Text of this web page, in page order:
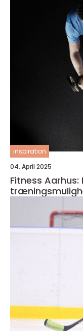
inspiration
04. April 2025
Fitness Aarhus: